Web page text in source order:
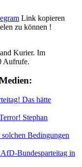
Link kopieren
zu können !
Kurier. Im
Aufrufe.
Das hätte
Stephan
Bedingungen
Bundesparteitag in